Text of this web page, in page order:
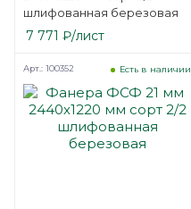
шлифованная березовая
7 771 ₽/лист
Есть в наличии
Арт.: 100352